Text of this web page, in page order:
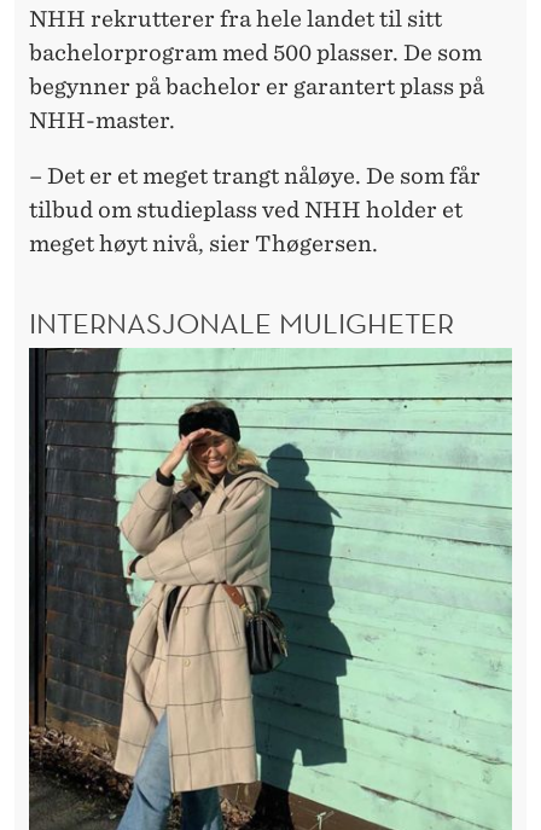
NHH rekrutterer fra hele landet til sitt
bachelorprogram med 500 plasser. De som
begynner på bachelor er garantert plass på
NHH-master.
– Det er et meget trangt nåløye. De som får
tilbud om studieplass ved NHH holder et
meget høyt nivå, sier Thøgersen.
INTERNASJONALE MULIGHETER